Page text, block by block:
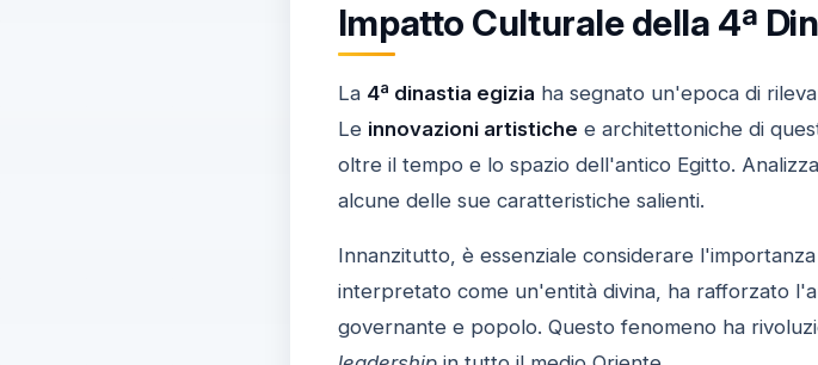
Impatto Culturale della 4ª
La 4ª dinastia egizia ha segnato un'epoca di
Le innovazioni artistiche e architettoniche di
oltre il tempo e lo spazio dell'antico Egitto.
alcune delle sue caratteristiche salienti.
Innanzitutto, è essenziale considerare
interpretato come un'entità divina, ha rafforzato
governante e popolo. Questo fenomeno ha